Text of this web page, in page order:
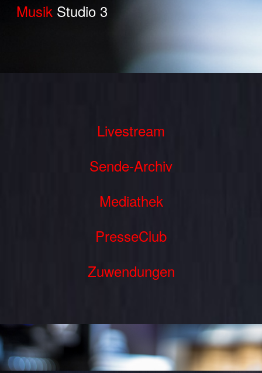
Musik Studio 3
Livestream
Sende-Archiv
Mediathek
PresseClub
Zuwendungen